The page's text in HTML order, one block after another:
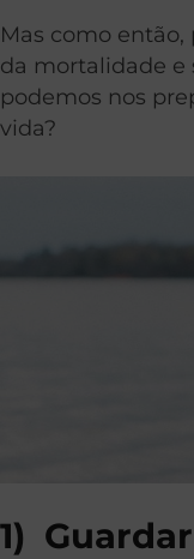
Mas como então,
da mortalidade e
podemos nos
vida?
1)